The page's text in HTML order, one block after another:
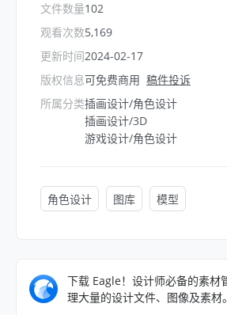
文件数量
观看次数
更新时间
版权信息
所属分类
102
5,169
2024-02-17
可免费商用 稿件投诉
插画设计/角色设计
插画设计/3D
游戏设计/角色设计
角色设计 图库 模型
下载 Eagle！设计师必备的素材
理大量的设计文件、图像及素材。